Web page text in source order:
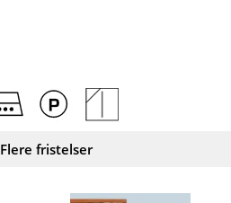
Flere fristelser